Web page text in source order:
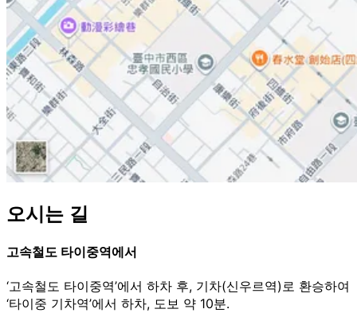
오시는 길
고속철도 타이중역에서
‘고속철도 타이중역’에서 하차 후, 기차(신우르역)로 환승하여
‘타이중 기차역’에서 하차, 도보 약 10분.